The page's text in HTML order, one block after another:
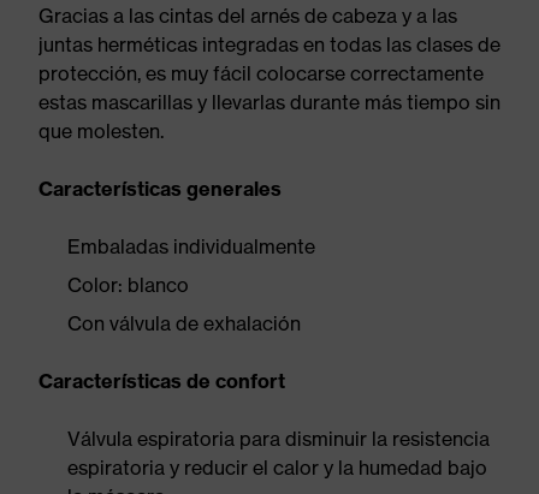
Gracias a las cintas del arnés de cabeza y a las
juntas herméticas integradas en todas las clases de
protección, es muy fácil colocarse correctamente
estas mascarillas y llevarlas durante más tiempo sin
que molesten.
Características generales
Embaladas individualmente
Color: blanco
Con válvula de exhalación
Características de confort
Válvula espiratoria para disminuir la resistencia
espiratoria y reducir el calor y la humedad bajo